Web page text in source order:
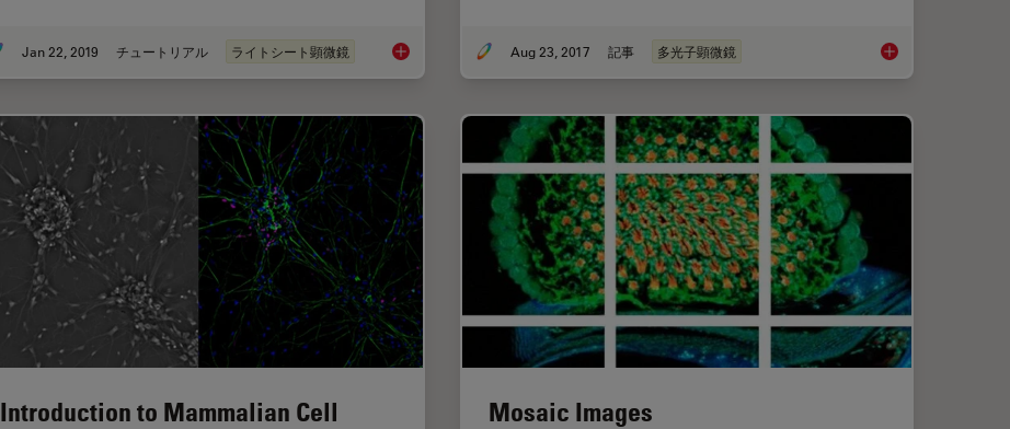
Jan 22, 2019 チュートリアル ライトシート顕微鏡 Using a Rotation Device for Light Sheet Sample Mounting
Aug 23, 2017 記事 多光子顕微鏡 Mission Impossible
Introduction to Mammalian Cell
Mosaic Images